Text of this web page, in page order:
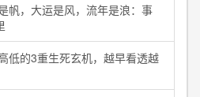
帆，大运是风，流年是浪：事
低的3重生死玄机，越早看透越